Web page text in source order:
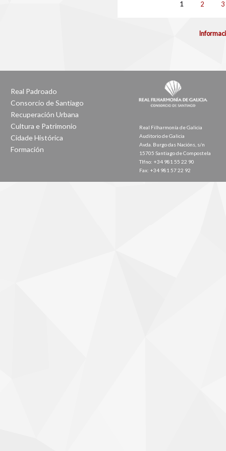
1 2 3
Real Padroado
Consorcio de Santiago
Recuperación Urbana
Cultura e Patrimonio
Cidade Histórica
Formación
Real Filharmonía de Galicia
Auditorio de Galicia
Avda. Burgo das Nacións, s/n
15705 Santiago de Compostela
Tlfno: +34 981 55 22 90
Fax: +34 981 57 22 92